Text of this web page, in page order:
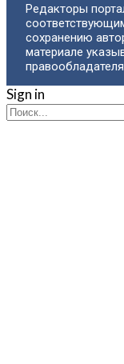
Редакторы
сохранению
материале
Sign in